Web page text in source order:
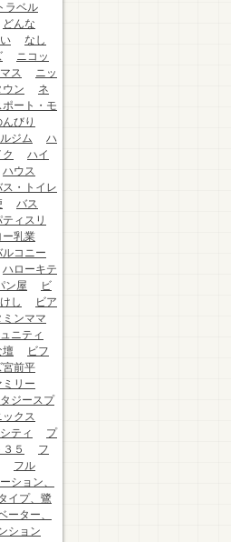
ラベル
どんな
なし
ニコッ
ス
ニッ
ウン
ネ
ポート・モ
んびり
ジム
ハ
ハイ
ハウス
ス・トイレ
バス
ティスリ
ー乳業
ルコニー
ハローキテ
ン屋
ビ
し
ビア
ミンママ
ニティ
壇
ビフ
宮前平
ミリー
ジースプ
ックス
ティ
プ
５
フ
フル
ション、
イプ、鷺
ーター、
ション